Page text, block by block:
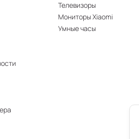
Телевизоры
Мониторы Xiaomi
Умные часы